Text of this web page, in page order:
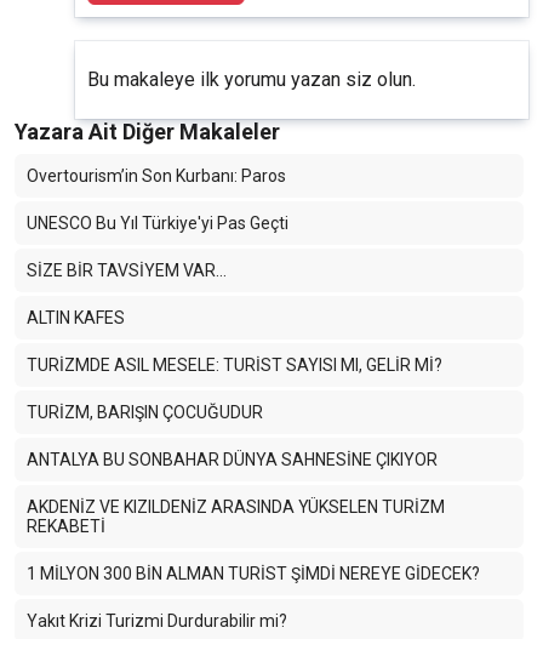
Bu makaleye ilk yorumu yazan siz olun.
Yazara Ait Diğer Makaleler
Overtourism’in Son Kurbanı: Paros
UNESCO Bu Yıl Türkiye'yi Pas Geçti
SİZE BİR TAVSİYEM VAR…
ALTIN KAFES
TURİZMDE ASIL MESELE: TURİST SAYISI MI, GELİR Mİ?
TURİZM, BARIŞIN ÇOCUĞUDUR
ANTALYA BU SONBAHAR DÜNYA SAHNESİNE ÇIKIYOR
AKDENİZ VE KIZILDENİZ ARASINDA YÜKSELEN TURİZM
REKABETİ
1 MİLYON 300 BİN ALMAN TURİST ŞİMDİ NEREYE GİDECEK?
Yakıt Krizi Turizmi Durdurabilir mi?